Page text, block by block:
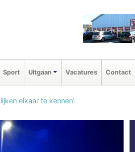
Sport Uitgaan Vacatures Contact
elkaar te kennen'